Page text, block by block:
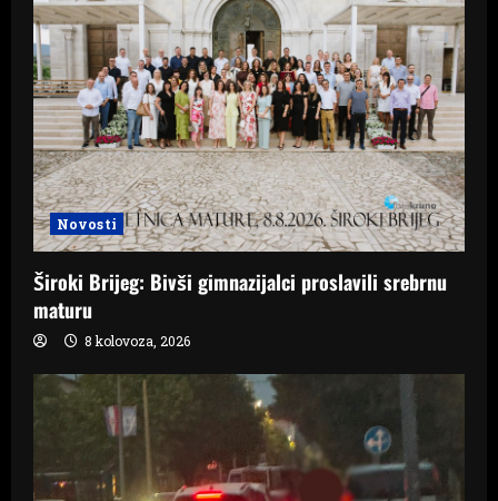
Novosti
Široki Brijeg: Bivši gimnazijalci proslavili srebrnu
maturu
8 kolovoza, 2026